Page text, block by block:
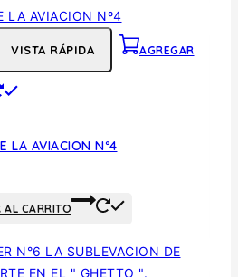
VISTA RÁPIDA AGREGAR
LA AVIACION Nº4
AL CARRITO